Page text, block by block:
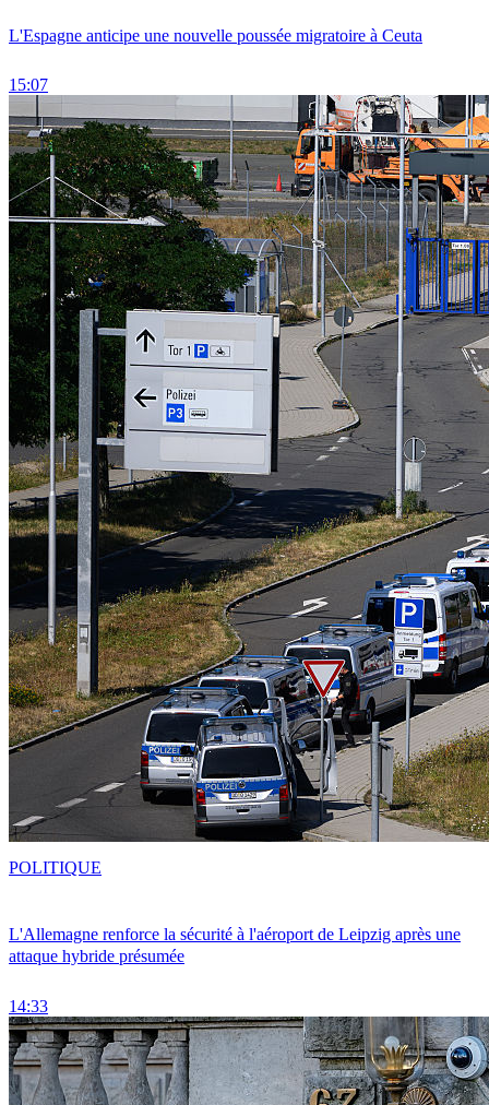
L'Espagne anticipe une nouvelle poussée migratoire à Ceuta
15:07
L'Allemagne renforce la sécurité à l'aéroport de Leipzig après une
attaque hybride présumée
14:33
POLITIQUE